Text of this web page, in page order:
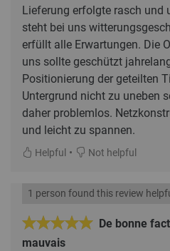
Lieferung erfolgte rasch und
steht bei uns
erfüllt alle Erwartungen. Die
uns sollte geschützt
Positionierung der geteilten
Untergrund nicht zu uneben
daher problemlos.
und leicht zu spannen.
Helpful • Not helpful
De bonne
mauvais
1 person found this review